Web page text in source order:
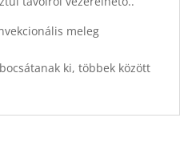
meleg
ki, többek között